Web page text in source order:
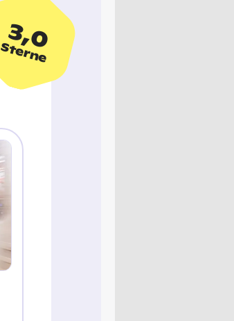
3,0
Sterne